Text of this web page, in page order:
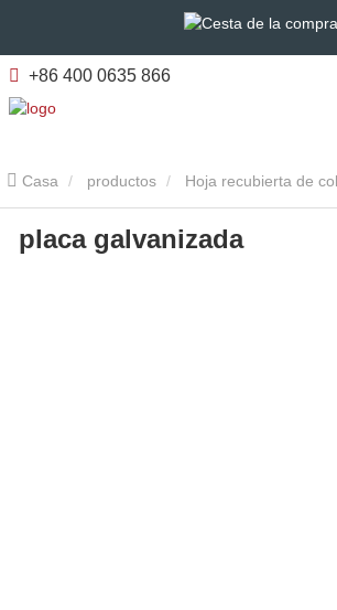
+86 400 0635 866
Casa productos Hoja recubierta de
galvanizado
placa galvanizada